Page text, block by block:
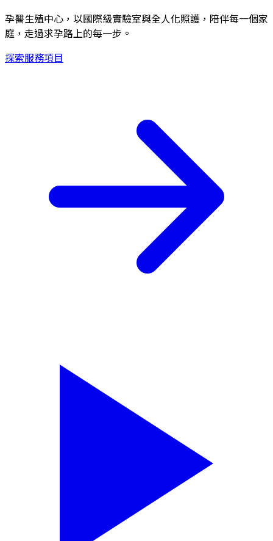
孕醫生殖中心，以國際級實驗室與全人化照護，陪伴每一個家
庭，走過求孕路上的每一步。
探索服務項目